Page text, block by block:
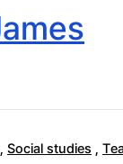
, Social studies ,